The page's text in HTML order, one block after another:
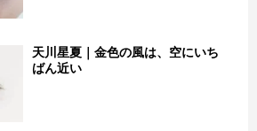
天川星夏｜金色の風は、空にいち
ばん近い